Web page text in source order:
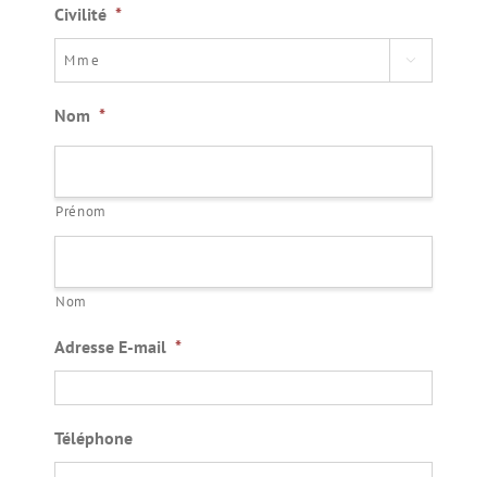
Civilité *

Nom *
Prénom
Nom
Adresse E-mail *
Téléphone